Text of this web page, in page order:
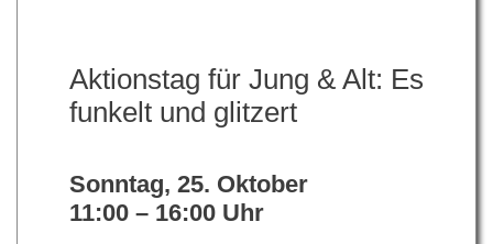
Aktionstag für Jung & Alt: Es
funkelt und glitzert
Sonntag, 25. Oktober
11:00 – 16:00 Uhr